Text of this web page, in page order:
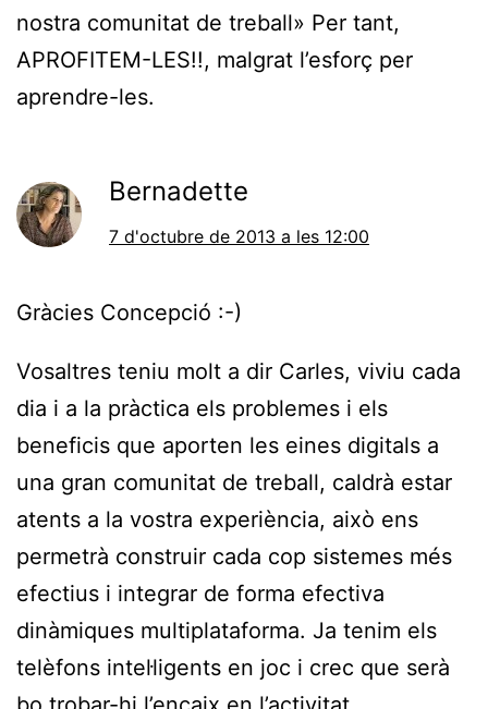
nostra comunitat de treball» Per tant,
APROFITEM-LES!!, malgrat l’esforç per
aprendre-les.
Bernadette
7 d'octubre de 2013 a les 12:00
Gràcies Concepció :-)
Vosaltres teniu molt a dir Carles, viviu cada
dia i a la pràctica els problemes i els
beneficis que aporten les eines digitals a
una gran comunitat de treball, caldrà estar
atents a la vostra experiència, això ens
permetrà construir cada cop sistemes més
efectius i integrar de forma efectiva
dinàmiques multiplataforma. Ja tenim els
telèfons intel·ligents en joc i crec que serà